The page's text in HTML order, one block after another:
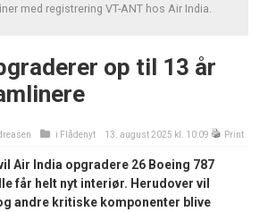
med registrering VT-ANT hos Air India.
op til 13 år
i Flådenyt 13. august 2025 kl. 10:09 Print
Air India opgradere 26 Boeing 787
får helt nyt interiør. Herudover vil
andre kritiske komponenter blive